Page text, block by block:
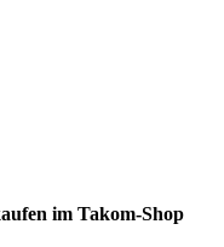
im Takom-Shop